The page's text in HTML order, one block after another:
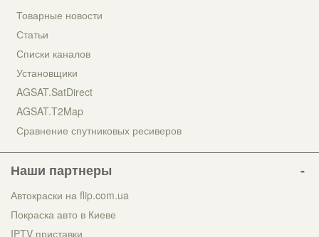
Товарные новости
Статьи
Списки каналов
Установщики
AGSAT.SatDirect
AGSAT.T2Map
Сравнение спутниковых ресиверов
Наши партнеры
Автокраски на flip.com.ua
Покраска авто в Киеве
IPTV приставки